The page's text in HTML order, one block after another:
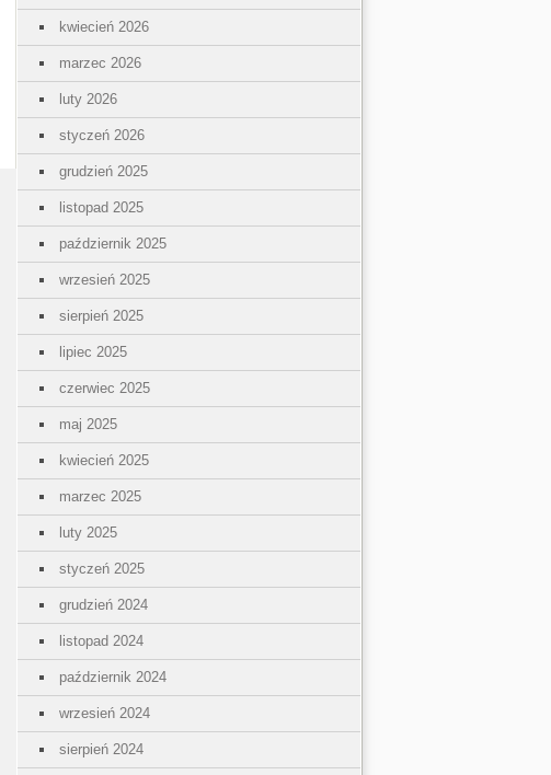
kwiecień 2026
marzec 2026
luty 2026
styczeń 2026
grudzień 2025
listopad 2025
październik 2025
wrzesień 2025
sierpień 2025
lipiec 2025
czerwiec 2025
maj 2025
kwiecień 2025
marzec 2025
luty 2025
styczeń 2025
grudzień 2024
listopad 2024
październik 2024
wrzesień 2024
sierpień 2024